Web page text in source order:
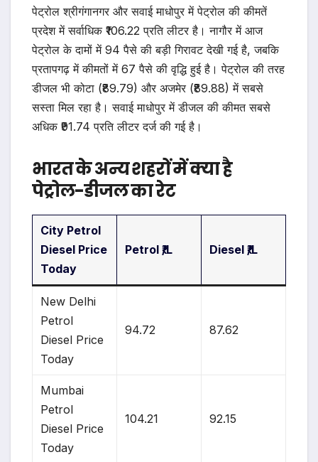
पेट्रोल श्रीगंगानगर और सवाई माधोपुर में पेट्रोल की कीमतें
प्रदेश में सर्वाधिक ₹106.22 प्रति लीटर है। नागौर में आज
पेट्रोल के दामों में 94 पैसे की बड़ी गिरावट देखी गई है, जबकि
प्रतापगढ़ में कीमतों में 67 पैसे की वृद्धि हुई है। पेट्रोल की तरह
डीजल भी कोटा (₹89.79) और अजमेर (₹89.88) में सबसे
सस्ता मिल रहा है। सवाई माधोपुर में डीजल की कीमत सबसे
अधिक ₹91.74 प्रति लीटर दर्ज की गई है।
भारत के अन्य शहरों में क्या है
पेट्रोल-डीजल का रेट
City Petrol
Diesel Price
Today
Petrol ₹/L Diesel ₹/L
New Delhi
Petrol
Diesel Price
Today
94.72 87.62
Mumbai
Petrol
Diesel Price
Today
104.21 92.15